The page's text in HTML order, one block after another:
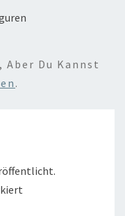
Aber Du Kannst
.